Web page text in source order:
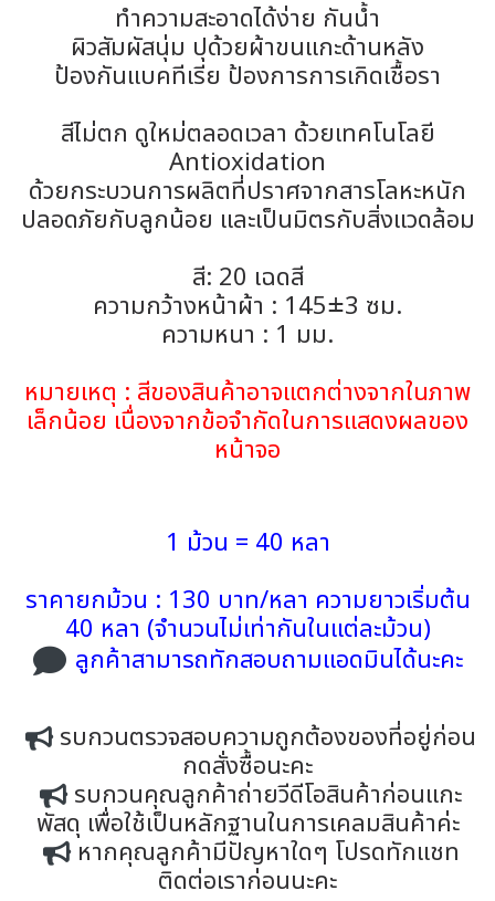
ทำความสะอาดได้ง่าย กันน้ำ
ผิวสัมผัสนุ่ม ปุด้วยผ้าขนแกะด้านหลัง
ป้องกันแบคทีเรีย ป้องการการเกิดเชื้อรา
สีไม่ตก ดูใหม่ตลอดเวลา ด้วยเทคโนโลยี
Antioxidation
ด้วยกระบวนการผลิตที่ปราศจากสารโลหะหนัก
ปลอดภัยกับลูกน้อย และเป็นมิตรกับสิ่งแวดล้อม️
สี: 20 เฉดสี
ความกว้างหน้าผ้า : 145±3 ซม.
ความหนา : 1 มม.
หมายเหตุ : สีของสินค้าอาจแตกต่างจากในภาพ
เล็กน้อย เนื่องจากข้อจำกัดในการแสดงผลของ
หน้าจอ
1 ม้วน = 40 หลา
ราคายกม้วน : 130 บาท/หลา ความยาวเริ่มต้น
40 หลา (จำนวนไม่เท่ากันในแต่ละม้วน)
ลูกค้าสามารถทักสอบถามแอดมินได้นะคะ
รบกวนตรวจสอบความถูกต้องของที่อยู่ก่อน
กดสั่งซื้อนะคะ
รบกวนคุณลูกค้าถ่ายวีดีโอสินค้าก่อนแกะ
พัสดุ เพื่อใช้เป็นหลักฐานในการเคลมสินค้าค่ะ
หากคุณลูกค้ามีปัญหาใดๆ โปรดทักแชท
ติดต่อเราก่อนนะคะ